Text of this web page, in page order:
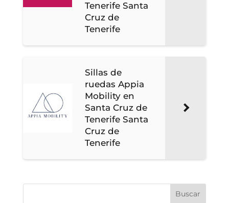
Tenerife Santa
Cruz de
Tenerife
Sillas de
ruedas Appia
Mobility en
Santa Cruz de
Tenerife Santa
Cruz de
Tenerife
Buscar